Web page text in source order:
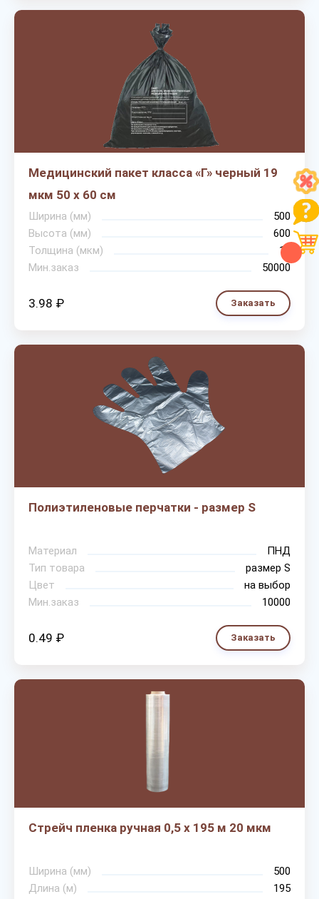
Медицинский пакет класса «Г» черный 19
мкм 50 х 60 см
Ширина (мм)
500
Высота (мм)
600
Толщина (мкм)
19
Мин.заказ
50000
3.98 ₽ Заказать
Полиэтиленовые перчатки - размер S
Материал
ПНД
Тип товара
размер S
Цвет
на выбор
Мин.заказ
10000
0.49 ₽ Заказать
Стрейч пленка ручная 0,5 х 195 м 20 мкм
Ширина (мм)
500
Длина (м)
195